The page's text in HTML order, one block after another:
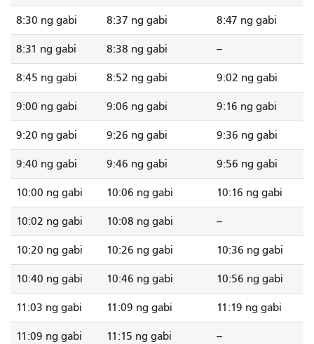
8:30 ng gabi 8:37 ng gabi 8:47 ng gabi
8:31 ng gabi 8:38 ng gabi --
8:45 ng gabi 8:52 ng gabi 9:02 ng gabi
9:00 ng gabi 9:06 ng gabi 9:16 ng gabi
9:20 ng gabi 9:26 ng gabi 9:36 ng gabi
9:40 ng gabi 9:46 ng gabi 9:56 ng gabi
10:00 ng gabi 10:06 ng gabi 10:16 ng gabi
10:02 ng gabi 10:08 ng gabi --
10:20 ng gabi 10:26 ng gabi 10:36 ng gabi
10:40 ng gabi 10:46 ng gabi 10:56 ng gabi
11:03 ng gabi 11:09 ng gabi 11:19 ng gabi
11:09 ng gabi 11:15 ng gabi --